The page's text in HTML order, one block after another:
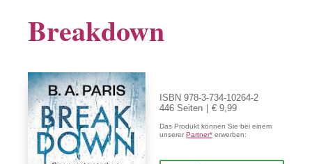
Breakdown
ISBN 978-3-734-10264-2
446 Seiten
€ 9,99
Das Produkt können Sie bei einem
unsererPartner* erwerben: